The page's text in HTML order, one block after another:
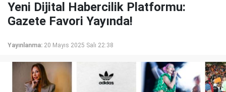
Yeni Dijital Habercilik Platformu:
Gazete Favori Yayında!
Yayınlanma: 20 Mayıs 2025 Salı 22:38